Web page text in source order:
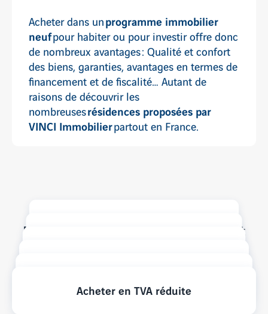
Acheter dans unprogramme immobilier
neufpour habiter ou pour investir offre donc
de nombreux avantages : Qualité et confort
des biens, garanties, avantages en termes de
financement et de fiscalité… Autant de
raisons de découvrir les
nombreusesrésidences proposées par
VINCI Immobilierpartout en France.
Pour mieux préparer votre projet
Acheter en TVA réduite